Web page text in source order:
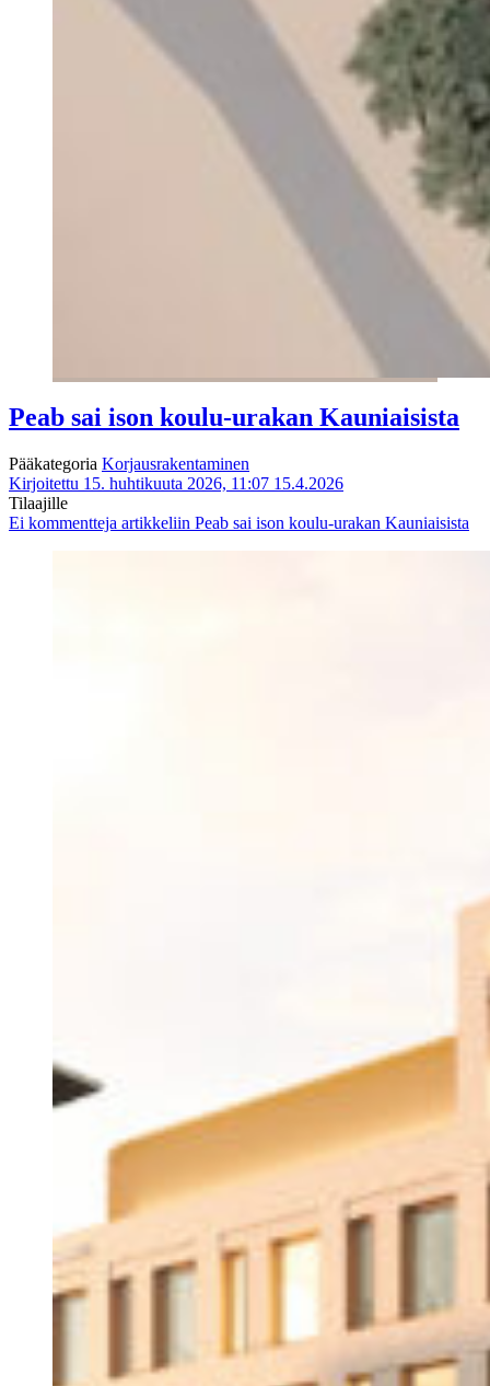
Peab sai ison koulu-urakan Kauniaisista
Pääkategoria Korjausrakentaminen
Kirjoitettu 15. huhtikuuta 2026, 11:07 15.4.2026
Tilaajille
Ei kommentteja artikkeliin Peab sai ison koulu-urakan Kauniaisista